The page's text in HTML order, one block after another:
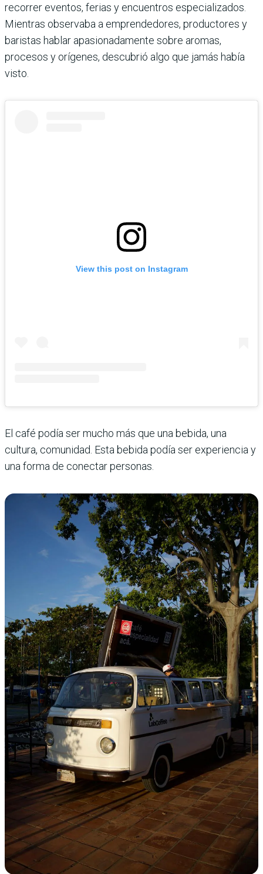
recorrer eventos, ferias y encuentros especializados.
Mientras observaba a emprendedores, productores y
baristas hablar apasionadamente sobre aromas,
procesos y orígenes, descubrió algo que jamás había
visto.
View this post on Instagram
El café podía ser mucho más que una bebida, una
cultura, comunidad. Esta bebida podía ser experiencia y
una forma de conectar personas.